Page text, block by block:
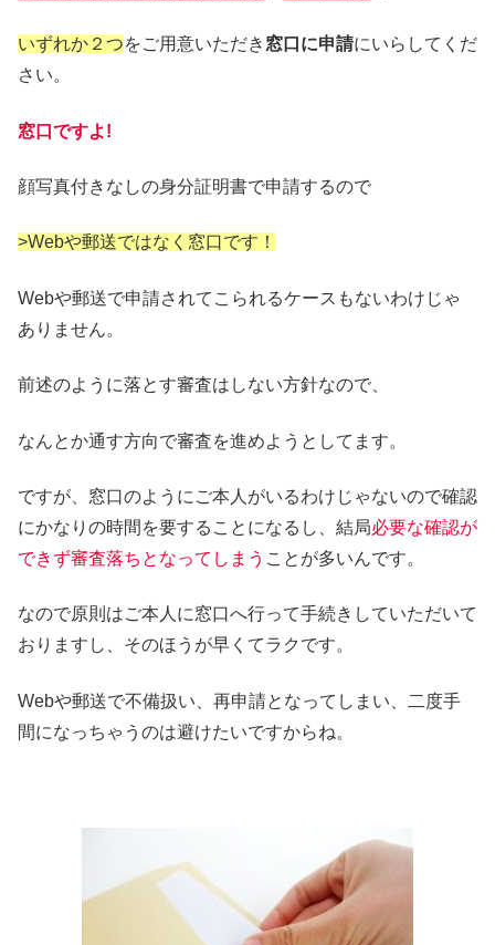
いずれか２つをご用意いただき 窓口に申請にいらしてくだ
さい。
窓口ですよ!
顔写真付きなしの身分証明書で申請するので
>Webや郵送ではなく窓口です！
Webや郵送で申請されてこられるケースもないわけじゃ
ありません。
前述のように落とす審査はしない方針なので、
なんとか通す方向で審査を進めようとしてます。
ですが、窓口のようにご本人がいるわけじゃないので確認
にかなりの時間を要することになるし、結局必要な確認が
できず審査落ちとなってしまう ことが多いんです。
なので原則はご本人に窓口へ行って手続きしていただいて
おりますし、そのほうが早くてラクです。
Webや郵送で不備扱い、再申請となってしまい、二度手
間になっちゃうのは避けたいですからね。